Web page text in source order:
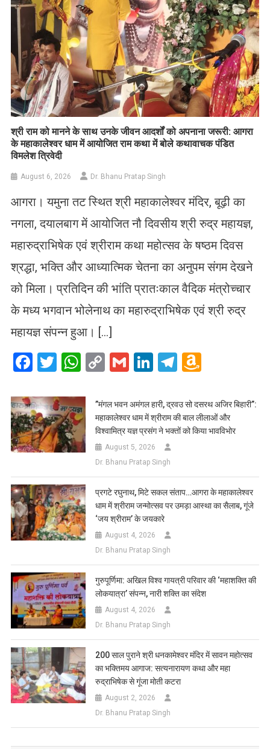
​श्री राम को मानने के साथ उनके जीवन आदर्शों को अपनाना जरूरी: आगरा
के महाकालेश्वर धाम में आयोजित राम कथा में बोले कथावाचक पंडित
विमलेश त्रिवेदी
August 6, 2026 Dr. Bhanu Pratap Singh
आगरा। यमुना तट स्थित श्री महाकालेश्वर मंदिर, बूढ़ी का
नगला, दयालबाग में आयोजित नौ दिवसीय श्री रुद्र महायज्ञ,
महारुद्राभिषेक एवं श्रीराम कथा महोत्सव के षष्ठम दिवस
श्रद्धा, भक्ति और आध्यात्मिक चेतना का अनुपम संगम देखने
को मिला। प्रतिदिन की भांति प्रातःकाल वैदिक मंत्रोच्चार
के मध्य भगवान भोलेनाथ का महारुद्राभिषेक एवं श्री रुद्र
महायज्ञ संपन्न हुआ। […]
Facebook
Twitter
WhatsApp
CopyGmailLinkedIn
Telegram
List
​”मंगल भवन अमंगल हारी, द्रवउ सो दसरथ अजिर बिहारी”:
महाकालेश्वर धाम में श्रीराम की बाल लीलाओं और
विश्वामित्र यज्ञ प्रसंग ने भक्तों को किया भावविभोर
August 5, 2026
Dr. Bhanu Pratap Singh
प्रगटे रघुनाथ, मिटे सकल संताप…आगरा के महाकालेश्वर
धाम में श्रीराम जन्मोत्सव पर उमड़ा आस्था का सैलाब, गूंजे
‘जय श्रीराम’ के जयकारे
August 4, 2026
Dr. Bhanu Pratap Singh
गुरुपूर्णिमा: अखिल विश्व गायत्री परिवार की ‘महाशक्ति की
लोकयात्रा’ संपन्न, नारी शक्ति का संदेश
August 4, 2026
Dr. Bhanu Pratap Singh
200 साल पुराने श्री धनकामेश्वर मंदिर में सावन महोत्सव
का भक्तिमय आगाज: सत्यनारायण कथा और महा
रुद्राभिषेक से गूंजा मोती कटरा
August 2, 2026
Dr. Bhanu Pratap Singh